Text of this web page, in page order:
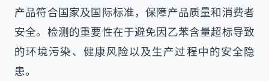
产品符合国家及国际标准，保障产品质量和消费者
安全。检测的重要性在于避免因乙苯含量超标导致
的环境污染、健康风险以及生产过程中的安全隐
患。